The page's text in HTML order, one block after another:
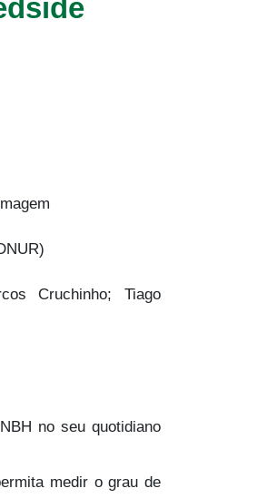
Cruchinho; Tiago
no seu quotidiano
medir o grau de